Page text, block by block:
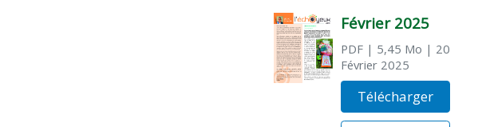
Février 2025
PDF| 5,45 Mo | 20
Février 2025
Télécharger